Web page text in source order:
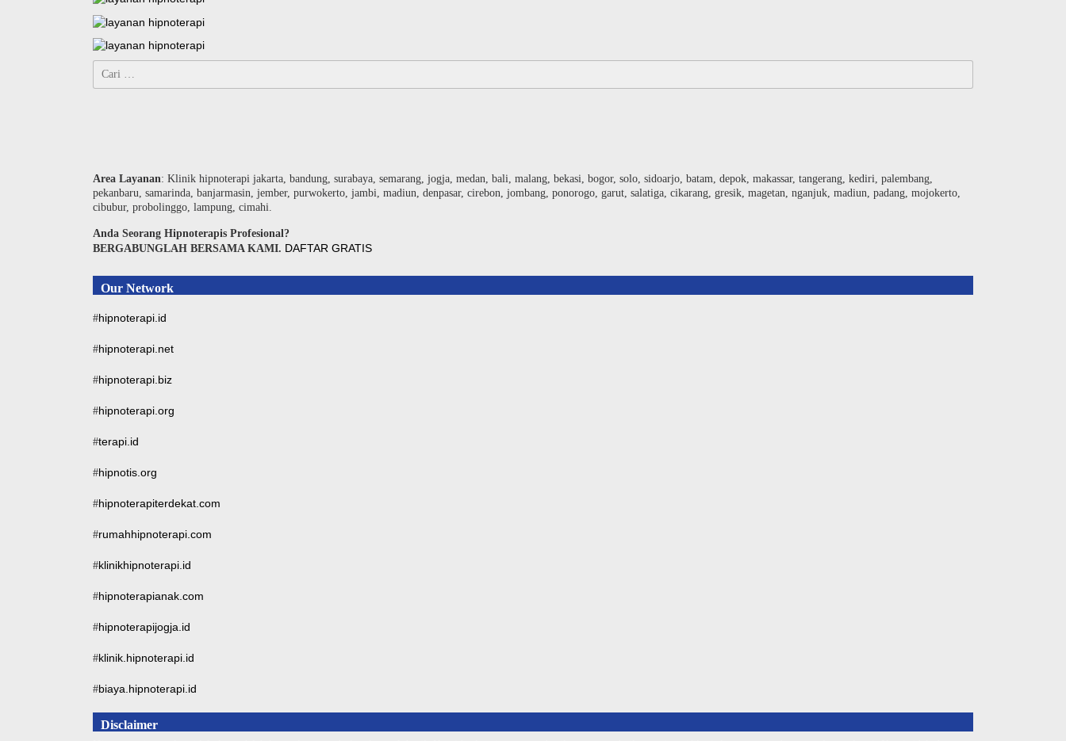
untuk:
Area Layanan: Klinik hipnoterapi jakarta, bandung, surabaya, semarang, jogja, medan, bali, malang, bekasi, bogor, solo, sidoarjo, batam, depok, makassar, tangerang, kediri, palembang,
pekanbaru, samarinda, banjarmasin, jember, purwokerto, jambi, madiun, denpasar, cirebon, jombang, ponorogo, garut, salatiga, cikarang, gresik, magetan, nganjuk, madiun, padang, mojokerto,
cibubur, probolinggo, lampung, cimahi.
Anda Seorang Hipnoterapis Profesional?
BERGABUNGLAH BERSAMA KAMI. DAFTAR GRATIS
Our Network
#hipnoterapi.id
#hipnoterapi.net
#hipnoterapi.biz
#hipnoterapi.org
#terapi.id
#hipnotis.org
#hipnoterapiterdekat.com
#rumahhipnoterapi.com
#klinikhipnoterapi.id
#hipnoterapianak.com
#hipnoterapijogja.id
#klinik.hipnoterapi.id
#biaya.hipnoterapi.id
Disclaimer